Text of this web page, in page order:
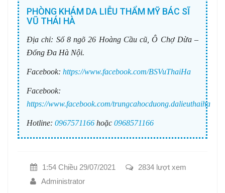
PHÒNG KHÁM DA LIỄU THẨM MỸ BÁC SĨ
VŨ THÁI HÀ
Địa chỉ: Số 8 ngõ 26 Hoàng Cầu cũ, Ô Chợ Dừa –
Đống Đa Hà Nội.
Facebook: https://www.facebook.com/BSVuThaiHa
Facebook:
https://www.facebook.com/trungcahocduong.dalieuthaiha
Hotline: 0967571166 hoặc 0968571166
1:54 Chiều 29/07/2021
2834 lượt xem
Administrator